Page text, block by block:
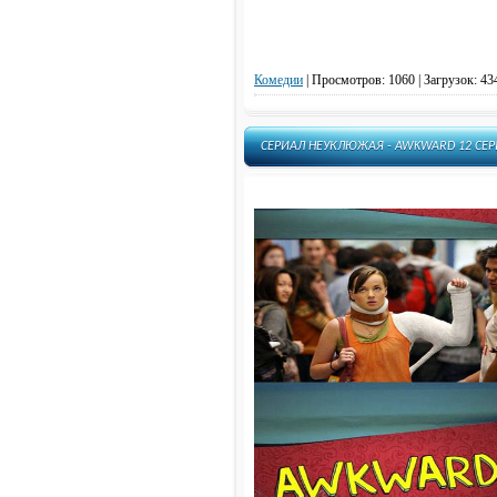
Комедии Просмотров: 1060 | Загрузок:
СЕРИАЛ НЕУКЛЮЖАЯ - AWKWARD 12